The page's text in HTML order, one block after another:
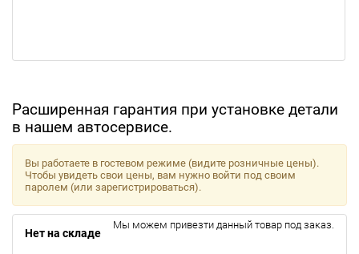
Расширенная гарантия при установке детали
в нашем автосервисе.
Вы работаете в гостевом режиме (видите розничные цены).
Чтобы увидеть свои цены, вам нужно войти под своим
паролем (или зарегистрироваться).
Нет на складе
Мы можем привезти данный товар под заказ.